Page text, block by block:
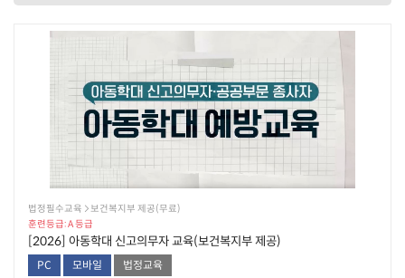
법정필수교육  보건복지부 제공(무료)
훈련등급: A 등급
[2026] 아동학대 신고의무자 교육(보건복지부 제공)
PC 모바일
법정교육